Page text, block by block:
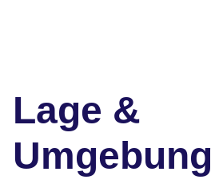
Lage &
Umgebung